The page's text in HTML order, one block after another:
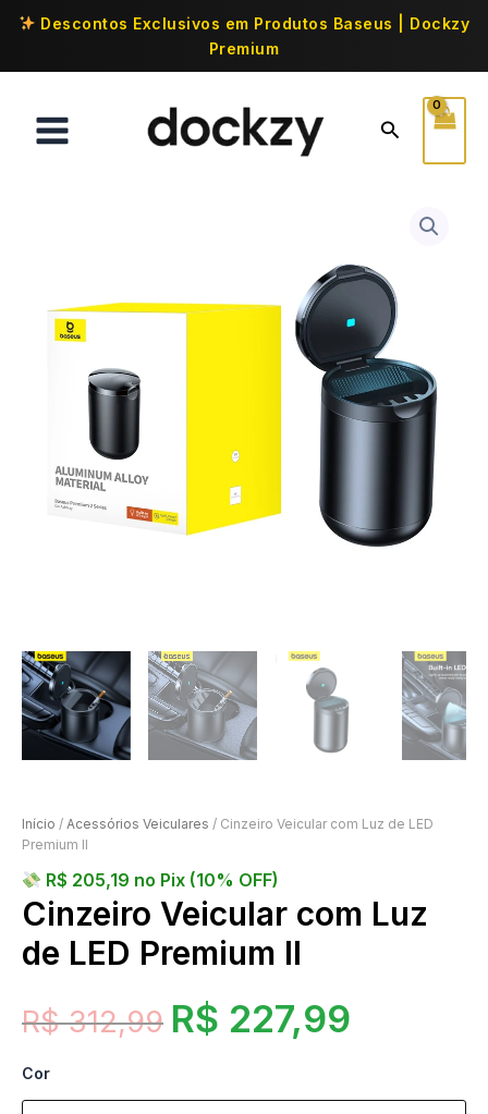
Descontos Exclusivos em Produtos Baseus | Dockzy
Premium
Início / Acessórios Veiculares / Cinzeiro Veicular com Luz de LED
Premium II
R$ 205,19 no Pix (10% OFF)
Cinzeiro Veicular com Luz
de LED Premium II
R$312,99 R$ 227,99
Cor